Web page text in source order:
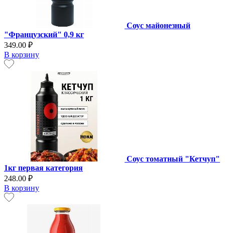
Соус майонезный
"Французский" 0,9 кг
349.00 ₽
В корзину
Соус томатный "Кетчуп"
1кг первая категория
248.00 ₽
В корзину